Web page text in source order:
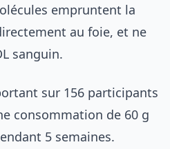
empruntent la
au foie, et ne
sanguin.
sur 156 participants
consommation de 60 g
5 semaines.